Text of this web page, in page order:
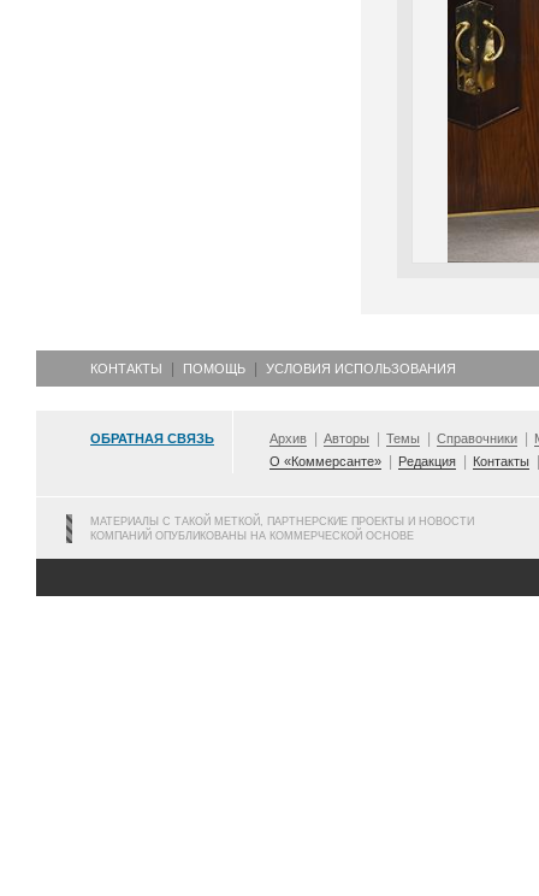
КОНТАКТЫ ПОМОЩЬ УСЛОВИЯ ИСПОЛЬЗОВАНИЯ
ОБРАТНАЯ СВЯЗЬ Архив Авторы Темы Справочники
О «Коммерсанте»
Редакция Контакты
МАТЕРИАЛЫ С ТАКОЙ МЕТКОЙ, ПАРТНЕРСКИЕ ПРОЕКТЫ И НОВОСТИ
КОМПАНИЙ ОПУБЛИКОВАНЫ НА КОММЕРЧЕСКОЙ ОСНОВЕ